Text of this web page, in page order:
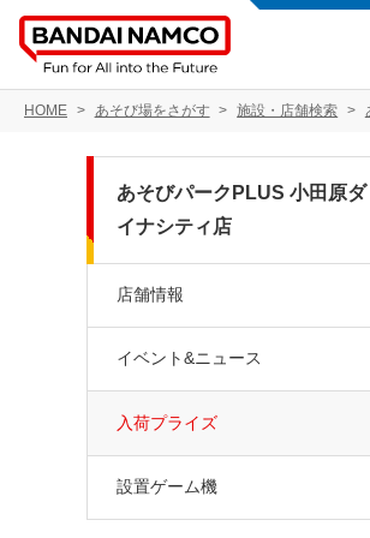
HOME あそび場をさがす 施設・店舗検索
あそびパークPLUS 小田原ダ
イナシティ店
店舗情報
イベント&ニュース
入荷プライズ
設置ゲーム機